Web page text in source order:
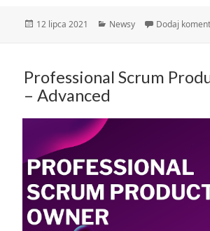
Data
12 lipca 2021 Kategorie
Newsy Dodaj
Professional Scrum
– Advanced